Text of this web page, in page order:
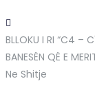
BLLOKU I RI “C4 –
BANESËN QË E
Ne Shitje